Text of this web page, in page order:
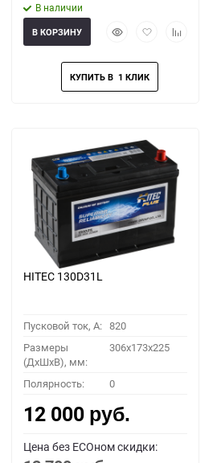
В наличии
БыстрыйДобавить
избранное
Добавить
В КОРЗИНУ
HITEC 130D31L
Пусковой ток, A: 820
Размеры
(ДхШхВ), мм:
306x173x225
Полярность: 0
12 000 руб.
Цена без ECOном скидки: